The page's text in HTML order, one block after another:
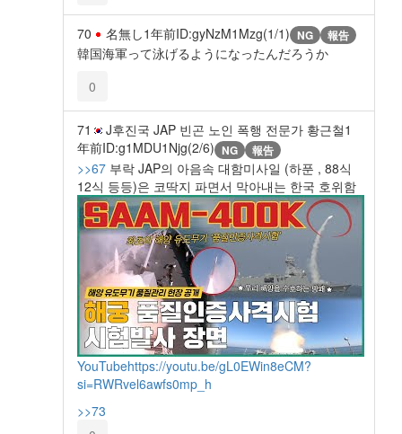
70 名無し1年前ID:gyNzM1Mzg(1/1) NG 報告
韓国海軍って泳げるようになったんだろうか
0
71 J후진국 JAP 빈곤 노인 폭행 전문가 황근철1
年前ID:g1MDU1Njg(2/6) NG 報告
>>67 부락 JAP의 아음속 대함미사일 (하푼 , 88식
12식 등등)은 코딱지 파면서 막아내는 한국 호위함
YouTubehttps://youtu.be/gL0EWin8eCM?
si=RWRvel6awfs0mp_h
>>73